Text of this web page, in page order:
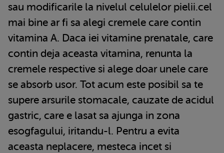
sau modificarile la nivelul celulelor pielii.cel
mai bine ar fi sa alegi cremele care contin
vitamina A. Daca iei vitamine prenatale, care
contin deja aceasta vitamina, renunta la
cremele respective si alege doar unele care
se absorb usor. Tot acum este posibil sa te
supere arsurile stomacale, cauzate de acidul
gastric, care e lasat sa ajunga in zona
esogfagului, iritandu-l. Pentru a evita
aceasta neplacere, mesteca incet si